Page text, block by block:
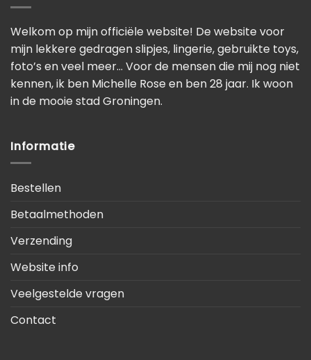
Welkom op mijn officiële website! De website voor
mijn lekkere gedragen slipjes, lingerie, gebruikte toys,
foto’s en veel meer… Voor de mensen die mij nog niet
kennen, ik ben Michelle Rose en ben 28 jaar. Ik woon
in de mooie stad Groningen.
Informatie
Bestellen
Betaalmethoden
Verzending
Website info
Veelgestelde vragen
Contact